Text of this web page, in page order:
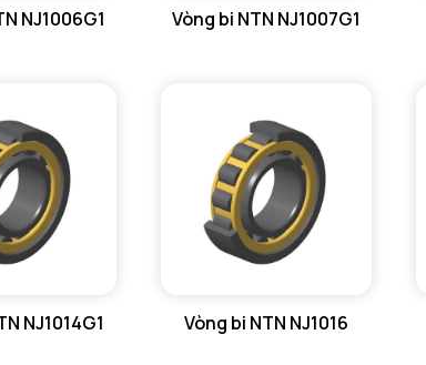
NJ1006G1 Vòng bi NTN NJ1007G1
NJ1014G1 Vòng bi NTN NJ1016